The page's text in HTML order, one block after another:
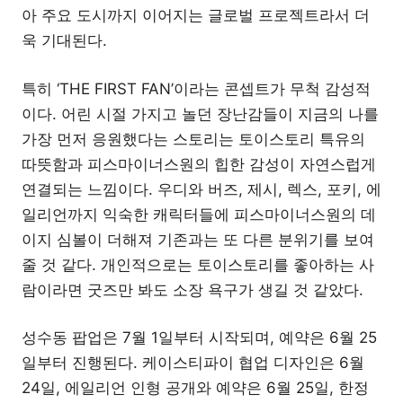
아 주요 도시까지 이어지는 글로벌 프로젝트라서 더
욱 기대된다.
특히 ‘THE FIRST FAN’이라는 콘셉트가 무척 감성적
이다. 어린 시절 가지고 놀던 장난감들이 지금의 나를
가장 먼저 응원했다는 스토리는 토이스토리 특유의
따뜻함과 피스마이너스원의 힙한 감성이 자연스럽게
연결되는 느낌이다. 우디와 버즈, 제시, 렉스, 포키, 에
일리언까지 익숙한 캐릭터들에 피스마이너스원의 데
이지 심볼이 더해져 기존과는 또 다른 분위기를 보여
줄 것 같다. 개인적으로는 토이스토리를 좋아하는 사
람이라면 굿즈만 봐도 소장 욕구가 생길 것 같았다.
성수동 팝업은 7월 1일부터 시작되며, 예약은 6월 25
일부터 진행된다. 케이스티파이 협업 디자인은 6월
24일, 에일리언 인형 공개와 예약은 6월 25일, 한정